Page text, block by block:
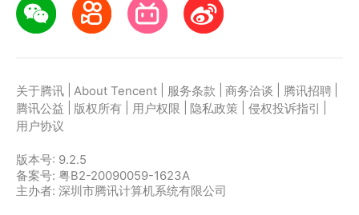
关于腾讯 About Tencent 服务条款 商务洽谈 腾讯招聘
腾讯公益
版权所有 用户权限 隐私政策 侵权投诉指引
用户协议
版本号: 9.2.5
备案号: 粤B2-20090059-1623A
主办者: 深圳市腾讯计算机系统有限公司